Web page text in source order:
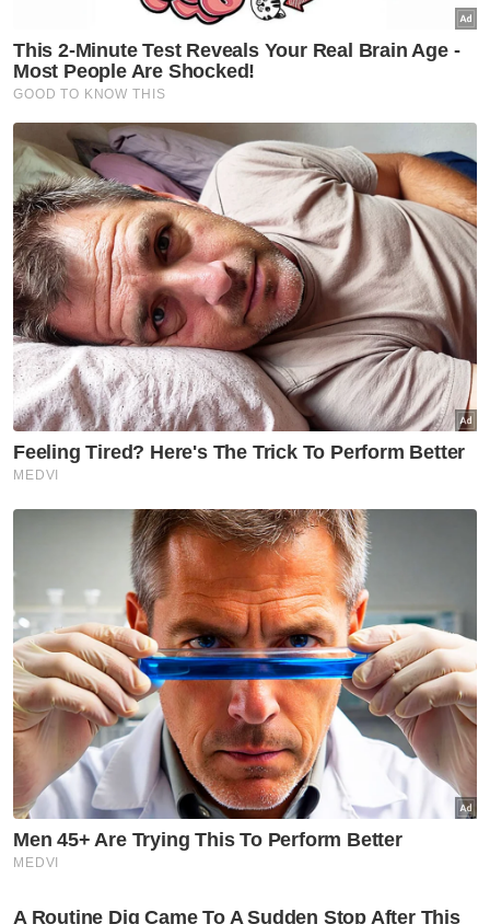
Ringkasan AI
Saksi ke-47 tidak menerima kenyataan
bertulis mengenai siasatan insiden Zara
Qairina, hanya maklumat lisan
Insiden menyebabkan Zara Qairina tidak
sedarkan diri sebelum meninggal, berlaku
sehari sebelum ditemukan
Pengetua menghadapi kekangan
menyebabkan tidak dapat berkomunikasi
secara efektif dengan pihak
berkepentingan
Tiada pemakluman diberikan kepada ibu
Shaharoom tidak memberitahu ibu Zara
Qairina mengenai siasatan sekolah
walaupun bertemu dua kali
Muat turun aplikasi Sinar Harian.Klik di sini!
Undang Undang
Pendidikan
Keselamatan